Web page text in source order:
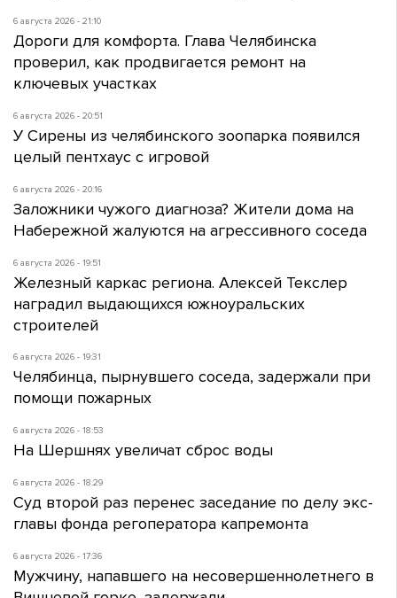
6 августа 2026 - 21:10
Дороги для комфорта. Глава Челябинска
проверил, как продвигается ремонт на
ключевых участках
6 августа 2026 - 20:51
У Сирены из челябинского зоопарка появился
целый пентхаус с игровой
6 августа 2026 - 20:16
Заложники чужого диагноза? Жители дома на
Набережной жалуются на агрессивного соседа
6 августа 2026 - 19:51
Железный каркас региона. Алексей Текслер
наградил выдающихся южноуральских
строителей
6 августа 2026 - 19:31
Челябинца, пырнувшего соседа, задержали при
помощи пожарных
6 августа 2026 - 18:53
На Шершнях увеличат сброс воды
6 августа 2026 - 18:29
Суд второй раз перенес заседание по делу экс-
главы фонда регоператора капремонта
6 августа 2026 - 17:36
Мужчину, напавшего на несовершеннолетнего в